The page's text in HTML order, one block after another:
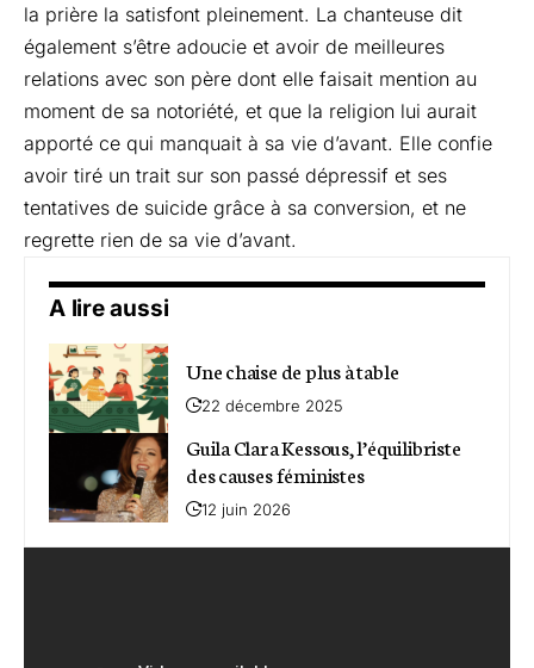
la prière la satisfont pleinement. La chanteuse dit
également s’être adoucie et avoir de meilleures
relations avec son père dont elle faisait mention au
moment de sa notoriété, et que la religion lui aurait
apporté ce qui manquait à sa vie d’avant. Elle confie
avoir tiré un trait sur son passé dépressif et ses
tentatives de suicide grâce à sa conversion, et ne
regrette rien de sa vie d’avant.
A lire aussi
Une chaise de plus à table
22 décembre 2025
Guila Clara Kessous, l’équilibriste
des causes féministes
12 juin 2026